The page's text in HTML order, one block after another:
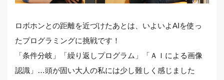
ロボホンとの距離を近づけたあとは、いよいよAIを使っ
たプログラミングに挑戦です！
「条件分岐」「繰り返しプログラム」「ＡＩによる画像
認識」…頭が固い大人の私には少し難しく感じました